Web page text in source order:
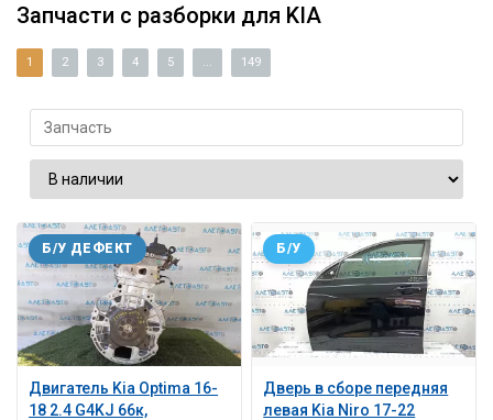
Запчасти с разборки для KIA
1 2 3 4 5 149
Двигатель Kia Optima 16-
18 2.4 G4KJ 66к,
Б/У ДЕФЕКТ
Дверь в сборе передняя
левая Kia Niro 17-22
Б/У